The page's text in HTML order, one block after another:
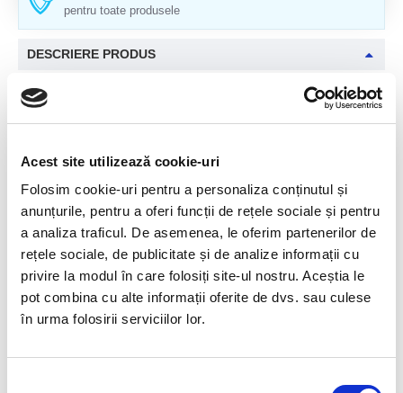
Acest site utilizează cookie-uri
Folosim cookie-uri pentru a personaliza conținutul și
anunțurile, pentru a oferi funcții de rețele sociale și pentru
a analiza traficul. De asemenea, le oferim partenerilor de
rețele sociale, de publicitate și de analize informații cu
privire la modul în care folosiți site-ul nostru. Aceștia le
pot combina cu alte informații oferite de dvs. sau culese
în urma folosirii serviciilor lor.
pentru toate produsele
DESCRIERE PRODUS
Origine: Brazilia
Cristal natural 100 %.
Cristal Unicat. Veti primi exact produsul din imagine.
Amazonitul este piatra liniștii și a echilibrului interior, cu tonuri
fascinante de verde și albastru.
Ea sprijină claritatea gândirii și îți aduce armonie în
momentele tensionate.
Perfectă pentru bijuterii sau obiecte decorative, emană o
energie calmantă constantă.